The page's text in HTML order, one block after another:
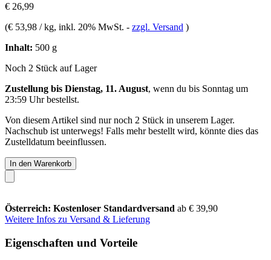
€ 26,99
(€ 53,98 / kg, inkl. 20% MwSt. - zzgl. Versand )
Inhalt: 500 g
Noch 2 Stück auf Lager
Zustellung bis Dienstag, 11. August, wenn du bis Sonntag um
23:59 Uhrbestellst.
Von diesem Artikel sind nur noch 2 Stück in unserem Lager.
Nachschub ist unterwegs! Falls mehr bestellt wird, könnte dies das
Zustelldatum beeinflussen.
In den Warenkorb
Österreich: Kostenloser Standardversand ab € 39,90
Weitere Infos zu Versand & Lieferung
Eigenschaften und Vorteile